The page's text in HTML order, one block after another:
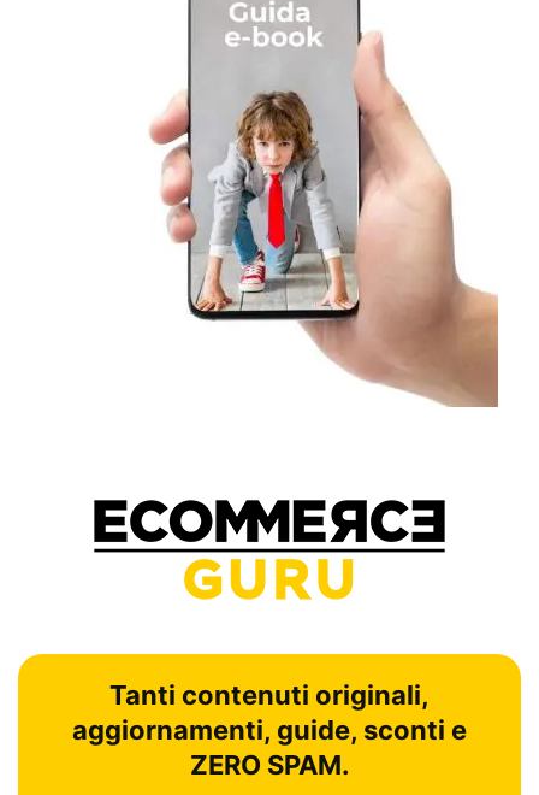
Tanti contenuti originali,
aggiornamenti, guide, sconti e
ZERO SPAM.